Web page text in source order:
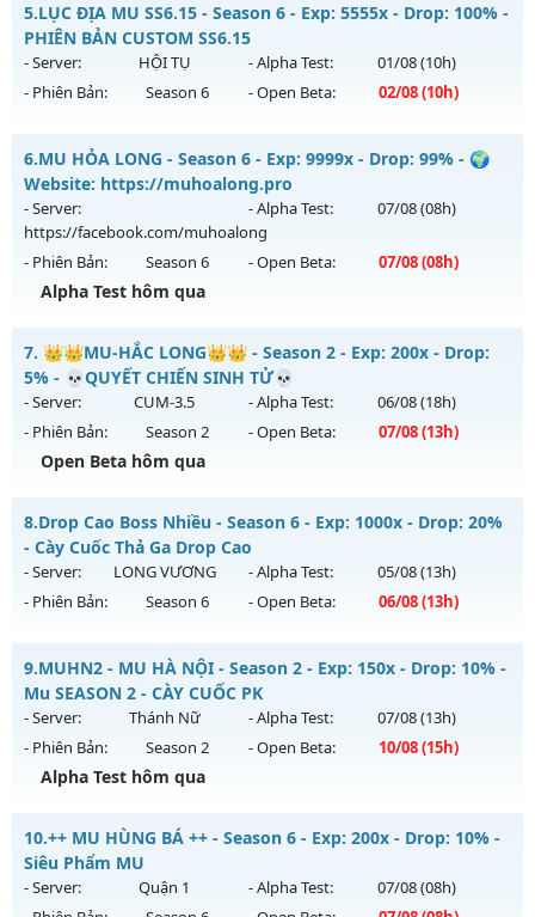
Antihack: KHÔNG THỂ HACK
sự kiện 24/24, cộng hưởng Full, cày quà nạp
Mu mới ra tháng 08 2026 - Mở máy chủ
Thái Dương Clasic
vào 13h ngày 07/08/2626
Kiểu reset: Reset In Game
Thể loại: Mu Nguyên bản Webzen
Antihack: VIP SHIELD
5.LỤC ĐỊA MU SS6.15 - Season 6 - Exp: 5555x - Drop: 100% -
PHIÊN BẢN CUSTOM SS6.15
- Server: HỘI TỤ - Alpha Test: 01/08(10h)
- Phiên Bản:
Season 6 - Open Beta: 02/08(10h)
LỤC ĐỊA MU SS6.15 - PHIÊN BẢN CUSTOM SS6.15
Mu mới ra tháng 08 2026 - Mở máy chủ
ngày 02/08/2626
Exp: 5555x - Drop: 100%
Kiểu reset: Reset In Game
Antihack: SPK
6.MU HỎA LONG - Season 6 - Exp: 9999x - Drop: 99% - 🌍
Website: https://muhoalong.pro
- Server:
https://facebook.com/muhoalong
- Alpha Test: 07/08(08h)
- Phiên Bản: Season 6 - Open Beta: 07/08(08h)
Alpha Test hôm qua
MU HỎA LONG - 🌍 Website: https://muhoalong.pro
Mu mới ra tháng 08 2026 - Mở máy chủ
https://facebook.com/muhoalongvào 08h ngày
07/08/2626
Exp: 9999x - Drop: 99%
Thể loại: Mu Nguyên bản Webzen
Antihack: XShield
7. 👑👑MU-HẮC LONG👑👑 - Season 2 - Exp: 200x - Drop:
5% - 💀QUYẾT CHIẾN SINH TỬ💀
- Server: CUM-3.5 - Alpha Test: 06/08(18h)
- Phiên Bản:
Season 2 - Open Beta: 07/08(13h)
Open Beta hôm qua
👑👑MU-HẮC LONG👑👑 - 💀QUYẾT CHIẾN SINH TỬ💀
Mu mới ra tháng 08 2026 - Mở máy chủ
ngày 07/08/2626
Exp: 200x - Drop: 5%
Thể loại: Mu Nguyên bản Webzen
Antihack: Sharkguard
8.Drop Cao Boss Nhiều - Season 6 - Exp: 1000x - Drop: 20%
- Cày Cuốc Thả Ga Drop Cao
- Server: LONG VƯƠNG - Alpha Test: 05/08(13h)
- Phiên Bản:
Season 6 - Open Beta: 06/08(13h)
Drop Cao Boss Nhiều - Cày Cuốc Thả Ga Drop Cao
Mu mới ra tháng 08 2026 - Mở máy chủ
13h ngày 06/08/2626
Exp: 1000x - Drop: 20%
Kiểu reset: Reset In Game
Thể loại: Mu Nguyên bản Webzen
Antihack: GameGuard
9.MUHN2 - MU HÀ NỘI - Season 2 - Exp: 150x - Drop: 10% -
Mu SEASON 2 - CÀY CUỐC PK
- Server: Thánh Nữ - Alpha Test: 07/08(13h)
- Phiên Bản:
Season 2 - Open Beta: 10/08(15h)
Alpha Test hôm qua
MUHN2 - MU HÀ NỘI - Mu SEASON 2 - CÀY CUỐC PK
Mu mới ra tháng 08 2026 - Mở máy chủ
ngày 10/08/2626
10.++ MU HÙNG BÁ ++ - Season 6 - Exp: 200x - Drop: 10% -
Siêu Phẩm MU
- Server: Quận 1 - Alpha Test: 07/08(08h)